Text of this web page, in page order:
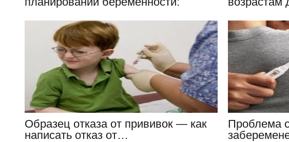
Образец отказа от прививок — как
написать отказ от…
Проблема